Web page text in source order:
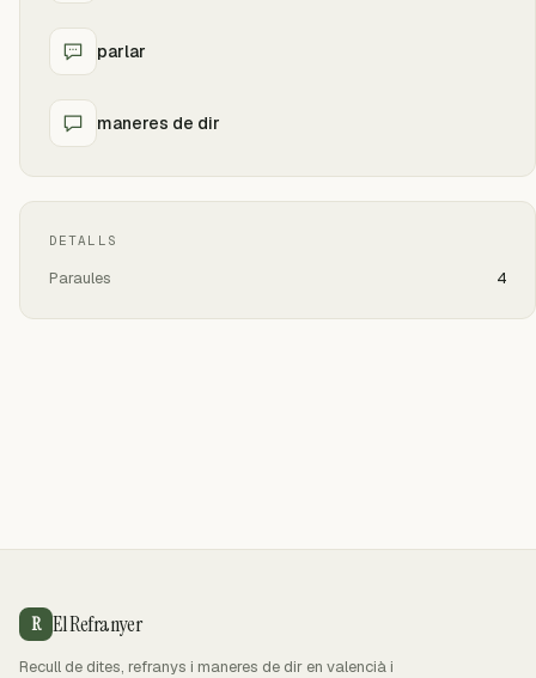
parlar
maneres de dir
DETALLS
Paraules 4
R El Refranyer
Recull de dites, refranys i maneres de dir en valencià i